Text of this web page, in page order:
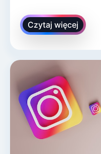
Czytaj więcej